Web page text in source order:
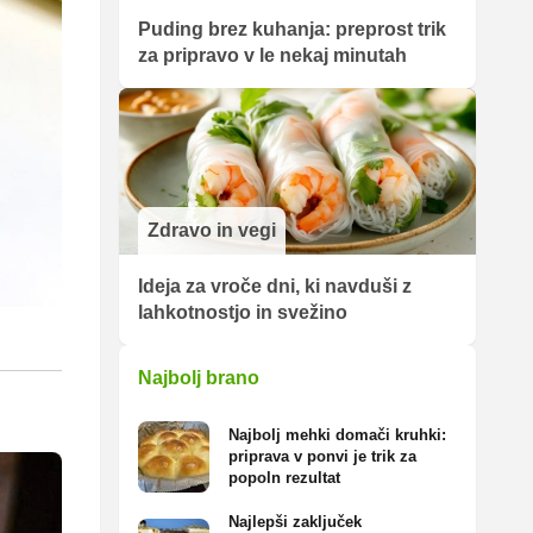
Puding brez kuhanja: preprost trik
za pripravo v le nekaj minutah
Zdravo in vegi
Ideja za vroče dni, ki navduši z
lahkotnostjo in svežino
Najbolj brano
Najbolj mehki domači kruhki:
priprava v ponvi je trik za
popoln rezultat
Najlepši zaključek